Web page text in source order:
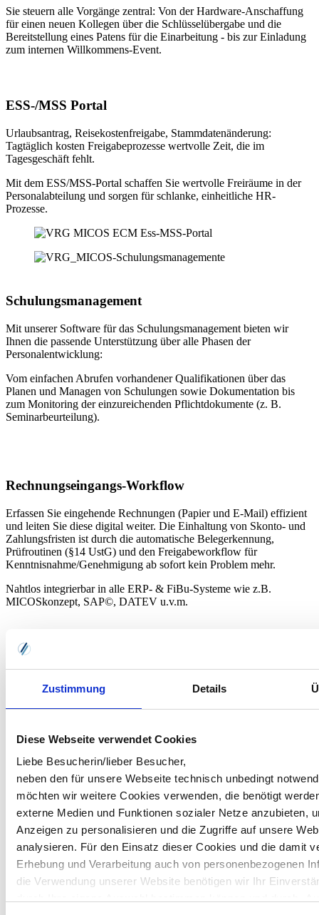
Zustimmung Details
Diese Webseite verwendet Cookies
Liebe Besucherin/lieber Besucher,
neben den für unsere Webseite technisch unbedingt
möchten wir weitere Cookies verwenden, die benötigt
externe Medien und Funktionen sozialer Netze anzubieten,
Anzeigen zu personalisieren und die Zugriffe auf unsere
analysieren. Für den Einsatz dieser Cookies und die damit
Erhebung und Verarbeitung auch von personenbezogenen
die Verwendung unserer Website benötigen wir Ihr
Sie steuern alle Vorgänge zentral: Von der Hardware-Anschaffung
für einen neuen Kollegen über die Schlüsselübergabe und die
Bereitstellung eines Patens für die Einarbeitung - bis zur Einladung
zum internen Willkommens-Event.
ESS-/MSS Portal
Urlaubsantrag, Reisekostenfreigabe, Stammdatenänderung:
Tagtäglich kosten Freigabeprozesse wertvolle Zeit, die im
Tagesgeschäft fehlt.
Mit dem ESS/MSS-Portal schaffen Sie wertvolle Freiräume in der
Personalabteilung und sorgen für schlanke, einheitliche HR-
Prozesse.
Schulungsmanagement
Mit unserer Software für das Schulungsmanagement bieten wir
Ihnen die passende Unterstützung über alle Phasen der
Personalentwicklung:
Vom einfachen Abrufen vorhandener Qualifikationen über das
Planen und Managen von Schulungen sowie Dokumentation bis
zum Monitoring der einzureichenden Pflichtdokumente (z. B.
Seminarbeurteilung).
Rechnungseingangs-Workflow
Erfassen Sie eingehende Rechnungen (Papier und E-Mail) effizient
und leiten Sie diese digital weiter. Die Einhaltung von Skonto- und
Zahlungsfristen ist durch die automatische Belegerkennung,
Prüfroutinen (§14 UstG) und den Freigabeworkflow für
Kenntnisnahme/Genehmigung ab sofort kein Problem mehr.
Nahtlos integrierbar in alle ERP- & FiBu-Systeme wie z.B.
MICOSkonzept, SAP©, DATEV u.v.m.
Anbahnung - Vertragsabschluss - Ergänzung von Dokumenten -
Archivierung:
Das zentrale Vertragsmanagement bildet alle Phasen der
Dazu lässt es sich schnell in Ihre IT-Landschaft integrieren.
Gebäude-/Liegenschaftsverwaltung
Mithilfe von Gebäudeakten haben Sie stets die Übersicht über alle